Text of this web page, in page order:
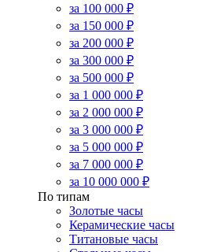
за 100 000 ₽
за 150 000 ₽
за 200 000 ₽
за 300 000 ₽
за 500 000 ₽
за 1 000 000 ₽
за 2 000 000 ₽
за 3 000 000 ₽
за 5 000 000 ₽
за 7 000 000 ₽
за 10 000 000 ₽
По типам
Золотые часы
Керамические часы
Титановые часы